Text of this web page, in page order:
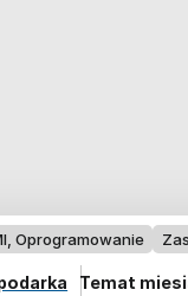
Oprogramowanie
Temat